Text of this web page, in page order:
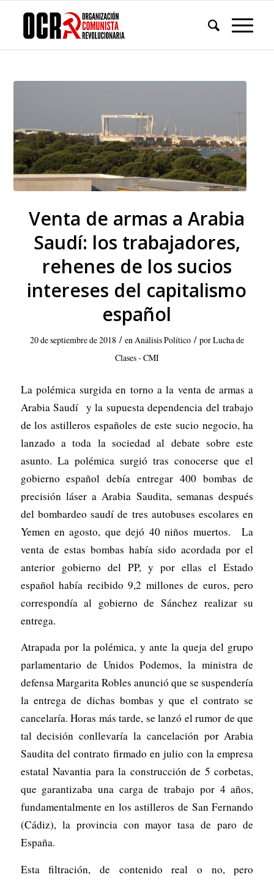
Venta de armas a Arabia
Saudí: los trabajadores,
rehenes de los sucios
intereses del capitalismo
español
20 de septiembre de 2018 / enAnálisis Político / porLucha de
Clases - CMI
La polémica surgida en torno a la venta de armas a
Arabia Saudí y la supuesta dependencia del trabajo
de los astilleros españoles de este sucio negocio, ha
lanzado a toda la sociedad al debate sobre este
asunto. La polémica surgió tras conocerse que el
gobierno español debía entregar 400 bombas de
precisión láser a Arabia Saudita, semanas después
del bombardeo saudí de tres autobuses escolares en
Yemen en agosto, que dejó 40 niños muertos. La
venta de estas bombas había sido acordada por el
anterior gobierno del PP, y por ellas el Estado
español había recibido 9,2 millones de euros, pero
correspondía al gobierno de Sánchez realizar su
entrega.
Atrapada por la polémica, y ante la queja del grupo
parlamentario de Unidos Podemos, la ministra de
defensa Margarita Robles anunció que se suspendería
la entrega de dichas bombas y que el contrato se
cancelaría. Horas más tarde, se lanzó el rumor de que
tal decisión conllevaría la cancelación por Arabia
Saudita del contrato firmado en julio con la empresa
estatal Navantia para la construcción de 5 corbetas,
que garantizaba una carga de trabajo por 4 años,
fundamentalmente en los astilleros de San Fernando
(Cádiz), la provincia con mayor tasa de paro de
España.
Esta filtración, de contenido real o no, pero